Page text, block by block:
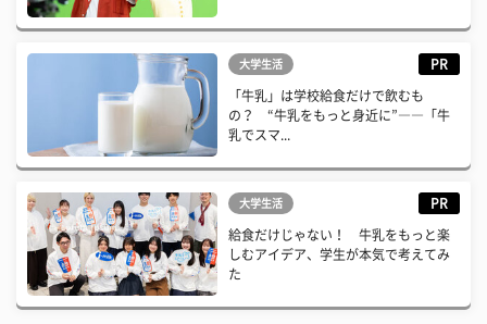
大学生活 PR
「牛乳」は学校給食だけで飲むも
の？ “牛乳をもっと身近に”――「牛
乳でスマ...
大学生活 PR
給食だけじゃない！ 牛乳をもっと楽
しむアイデア、学生が本気で考えてみ
た